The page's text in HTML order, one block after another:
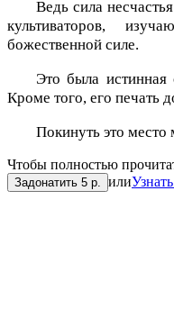
Ведь сила
культиваторов,
божественной силе.
Это была истинная
Кроме того, его печать
Покинуть это
Чтобы полностью
Задонатить 5 р. или